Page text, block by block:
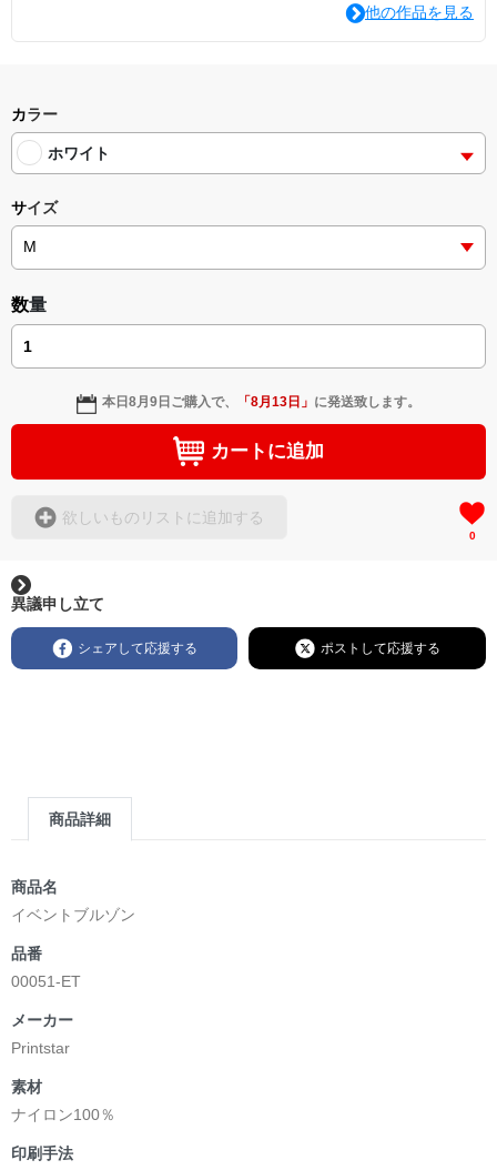
@weekRed
instagram▽
他の作品を見る
カラー
ホワイト
サイズ
数量
本日8月9日 ご購入で、 「8月13日 」 に発送致します。
カートに追加
欲しいものリストに追加する
0
異議申し立て
シェアして応援する ポストして応援する
商品詳細
商品名
イベントブルゾン
品番
00051-ET
メーカー
Printstar
素材
ナイロン100％
印刷手法